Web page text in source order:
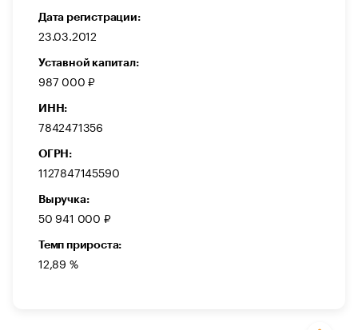
Дата регистрации:
23.03.2012
Уставной капитал:
987 000 ₽
ИНН:
7842471356
ОГРН:
1127847145590
Выручка:
50 941 000 ₽
Темп прироста:
12,89 %